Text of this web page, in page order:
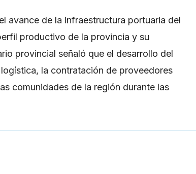
avance de la infraestructura portuaria del
productivo de la provincia y su
provincial señaló que el desarrollo del
la contratación de proveedores
comunidades de la región durante las